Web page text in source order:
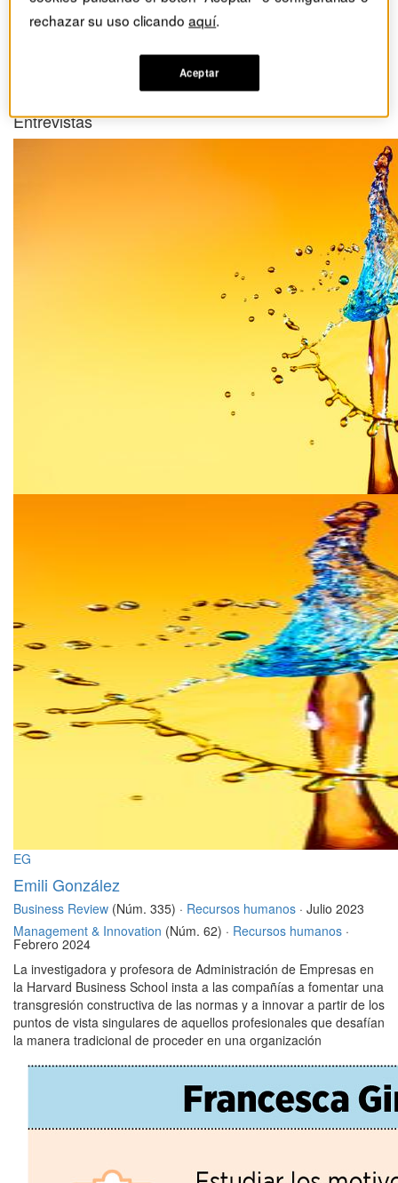
Entrevista a Francesca
Gino: En busca del
“talento rebelde”
Entrevistas
EG
Emili González
Business Review (Núm. 335) · Recursos humanos · Julio 2023
Management & Innovation (Núm. 62) · Recursos humanos ·
Febrero 2024
La investigadora y profesora de Administración de Empresas en
la Harvard Business School insta a las compañías a fomentar una
transgresión constructiva de las normas y a innovar a partir de los
puntos de vista singulares de aquellos profesionales que desafían
la manera tradicional de proceder en una organización
rechazar su uso clicandoaquí.
Aceptar